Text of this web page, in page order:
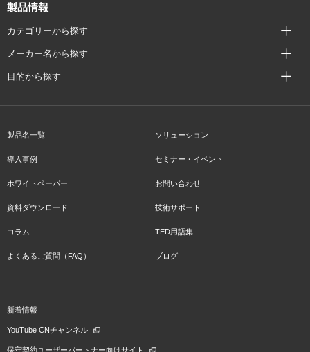
製品情報
カテゴリーから探す
メーカー名から探す
目的から探す
製品名一覧 ソリューション
導入事例 セミナー・イベント
ホワイトペーパー お問い合わせ
資料ダウンロード 技術サポート
コラム TED用語集
よくあるご質問（FAQ） ブログ
新着情報
YouTube CNチャンネル
保守契約ユーザーパートナー向けサイト